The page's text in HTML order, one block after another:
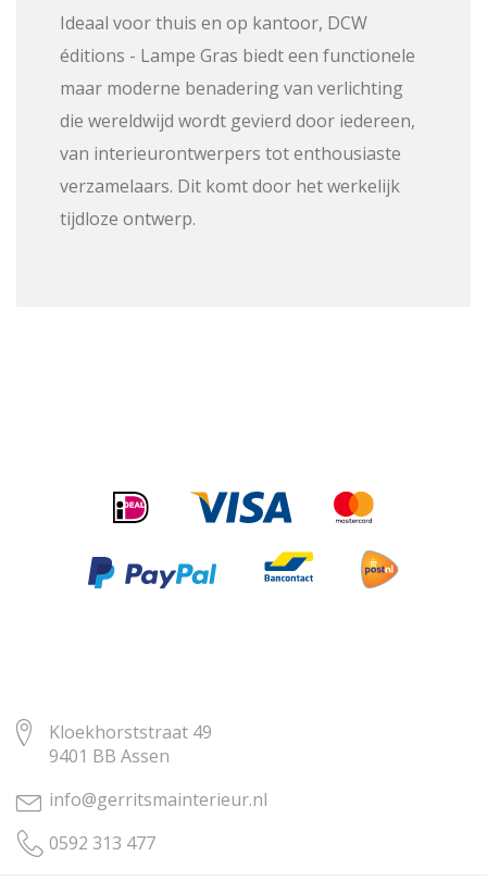
Ideaal voor thuis en op kantoor, DCW
éditions - Lampe Gras biedt een functionele
maar moderne benadering van verlichting
die wereldwijd wordt gevierd door iedereen,
van interieurontwerpers tot enthousiaste
verzamelaars. Dit komt door het werkelijk
tijdloze ontwerp.
Kloekhorststraat 49
9401 BB Assen
info@gerritsmainterieur.nl
0592 313 477